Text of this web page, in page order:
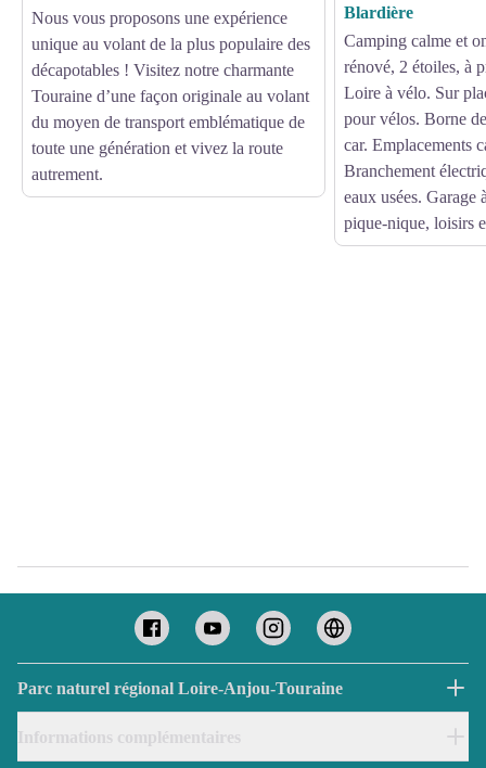
Nous vous proposons une expérience
unique au volant de la plus populaire des
décapotables ! Visitez notre charmante
Touraine d’une façon originale au volant
du moyen de transport emblématique de
toute une génération et vivez la route
autrement.
Blardière
Camping calme et
rénové, 2 étoiles, à
Loire à vélo. Sur
pour vélos. Borne
car. Emplacements
Branchement
eaux usées. Garage
pique-nique, loisirs
Parc naturel régional Loire-Anjou-Touraine
Informations complémentaires